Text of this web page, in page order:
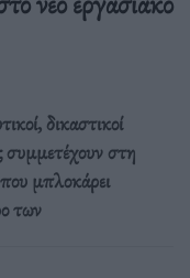
δικαστικοί
συμμετέχουν στη
μπλοκάρει
των